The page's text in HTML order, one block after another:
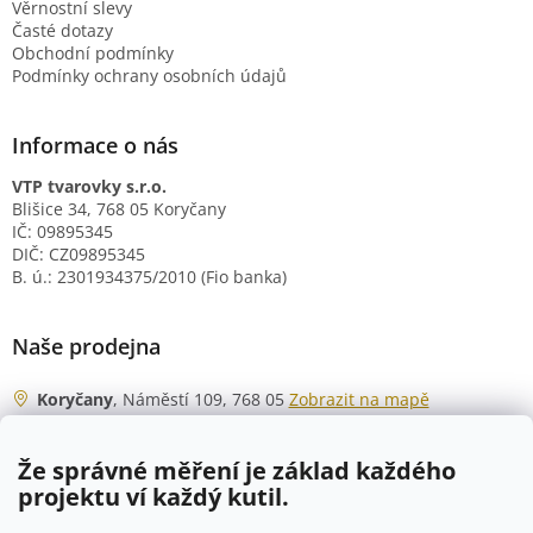
Že správné měření je základ každého
projektu ví každý kutil.
Věrnostní slevy
Časté dotazy
Obchodní podmínky
Podmínky ochrany osobních údajů
Informace o nás
VTP tvarovky s.r.o.
Blišice 34, 768 05 Koryčany
IČ: 09895345
DIČ: CZ09895345
B. ú.: 2301934375/2010 (Fio banka)
Naše prodejna
Koryčany, Náměstí 109, 768 05 Zobrazit na mapě
Po - Čt
06:00 - 07:00
07:30 - 15:30